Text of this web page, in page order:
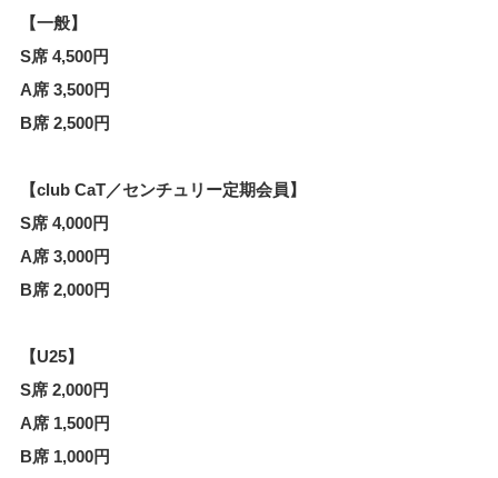
【一般】
S席 4,500円
A席 3,500円
B席 2,500円
【club CaT／センチュリー定期会員】
S席 4,000円
A席 3,000円
B席 2,000円
【U25】
S席 2,000円
A席 1,500円
B席 1,000円